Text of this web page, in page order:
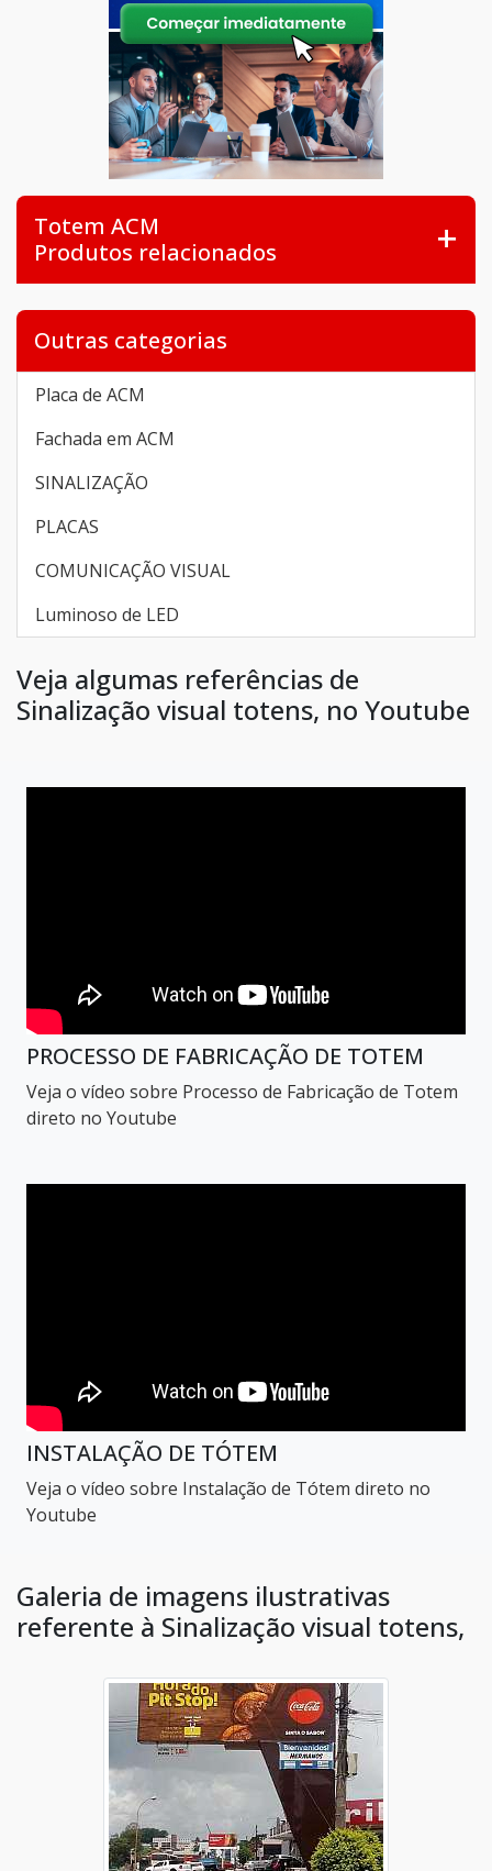
Totem ACM
Produtos relacionados
Outras categorias
Placa de ACM
Fachada em ACM
SINALIZAÇÃO
PLACAS
COMUNICAÇÃO VISUAL
Luminoso de LED
Veja algumas referências de
Sinalização visual totens, no Youtube
PROCESSO DE FABRICAÇÃO DE TOTEM
Veja o vídeo sobre Processo de Fabricação de Totem
direto no Youtube
INSTALAÇÃO DE TÓTEM
Veja o vídeo sobre Instalação de Tótem direto no
Youtube
Galeria de imagens ilustrativas
referente à Sinalização visual totens,